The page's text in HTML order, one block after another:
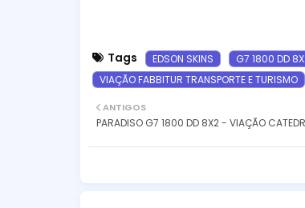
Tags EDSON SKINS G7 1800 DD
VIAÇÃO FABBITUR TRANSPORTE E TURISMO
ANTIGOS
PARADISO G7 1800 DD 8X2 - VIAÇÃO